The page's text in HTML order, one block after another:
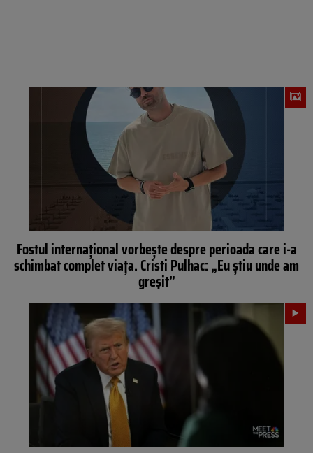
Fostul internațional vorbește despre perioada care i-a
schimbat complet viața. Cristi Pulhac: „Eu știu unde am
greșit”